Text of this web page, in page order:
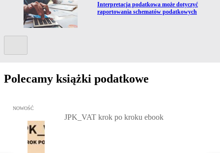
Przejdź do artykułu:
Interpretacja podatkowa może dotyczyć
raportowania schematów podatkowych
Polecamy książki podatkowe
Przejdź do: JPK_VAT krok po kroku ebook, Patrycja Kubiesa -
NOWOŚĆ
JPK_VAT krok po kroku ebook